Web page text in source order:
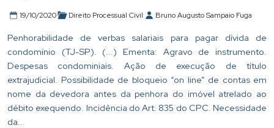
19/10/2020 Direito Processual Civil Bruno Augusto Sampaio Fuga
Penhorabilidade de verbas salariais para pagar dívida de
condomínio (TJ-SP). (...) Ementa: Agravo de instrumento.
Despesas condominiais. Ação de execução de título
extrajudicial. Possibilidade de bloqueio “on line” de contas em
nome da devedora antes da penhora do imóvel atrelado ao
débito exequendo. Incidência do Art. 835 do CPC. Necessidade
da...